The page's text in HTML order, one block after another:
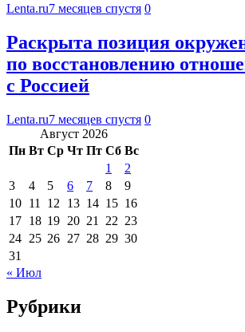
Lenta.ru7 месяцев спустя 0
Раскрыта позиция
по восстановлению
с Россией
Lenta.ru7 месяцев спустя 0
Август 2026
Пн Вт Ср Чт Пт Сб Вс
1
2
3
4 5 6 7 8
9
10 11 12 13 14 15 16
17 18 19 20 21 22 23
24 25 26 27 28 29 30
31
« Июл
Рубрики